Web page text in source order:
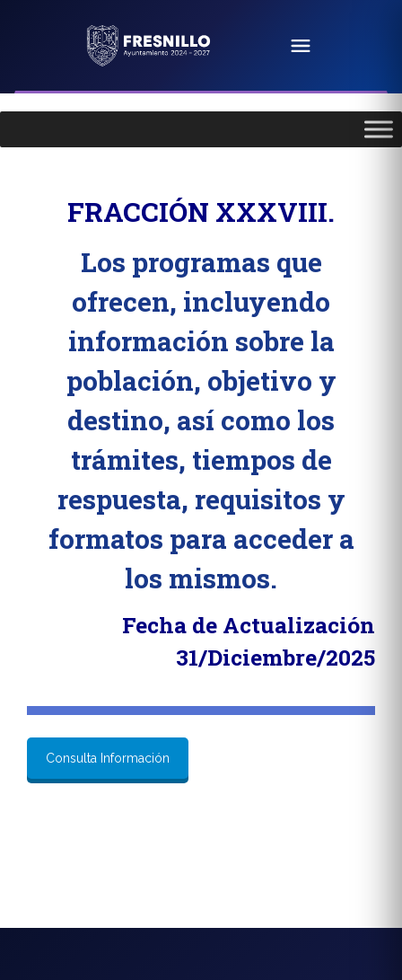
FRACCIÓN XXXVIII.
Los programas que
ofrecen, incluyendo
información sobre la
población, objetivo y
destino, así como los
trámites, tiempos de
respuesta, requisitos y
formatos para acceder a
los mismos.
Fecha de Actualización
31/Diciembre/2025
Consulta Información